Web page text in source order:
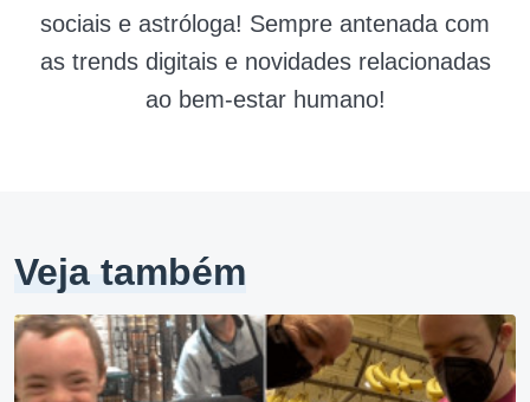
sociais e astróloga! Sempre antenada com
as trends digitais e novidades relacionadas
ao bem-estar humano!
Veja também